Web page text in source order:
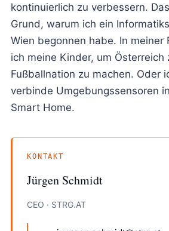
kontinuierlich zu verbessern.
Grund, warum ich ein
Wien begonnen habe. In meiner
ich meine Kinder, um Österreich
Fußballnation zu machen. Oder
verbinde Umgebungssensoren
Smart Home.
KONTAKT
Jürgen Schmidt
CEO · STRG.AT